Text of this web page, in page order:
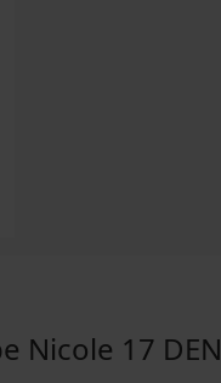
Nicole 17 DEN